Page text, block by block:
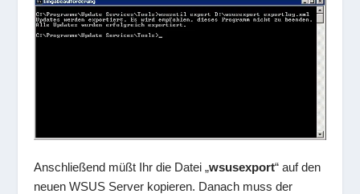
Anschließend müßt Ihr die Datei „wsusexport“ auf den
neuen WSUS Server kopieren. Danach muss der